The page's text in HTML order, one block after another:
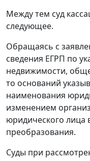
Между тем суд
следующее.
Обращаясь с
сведения ЕГРП по
недвижимости,
то оснований
наименования
изменением
юридического лица
преобразования.
Суды при